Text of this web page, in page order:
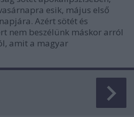
esik, május első
Azért sötét és
nem beszélünk máskor arról
amit a magyar